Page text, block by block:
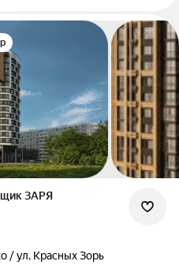
ЗАРЯ
/ ул. Красных Зорь